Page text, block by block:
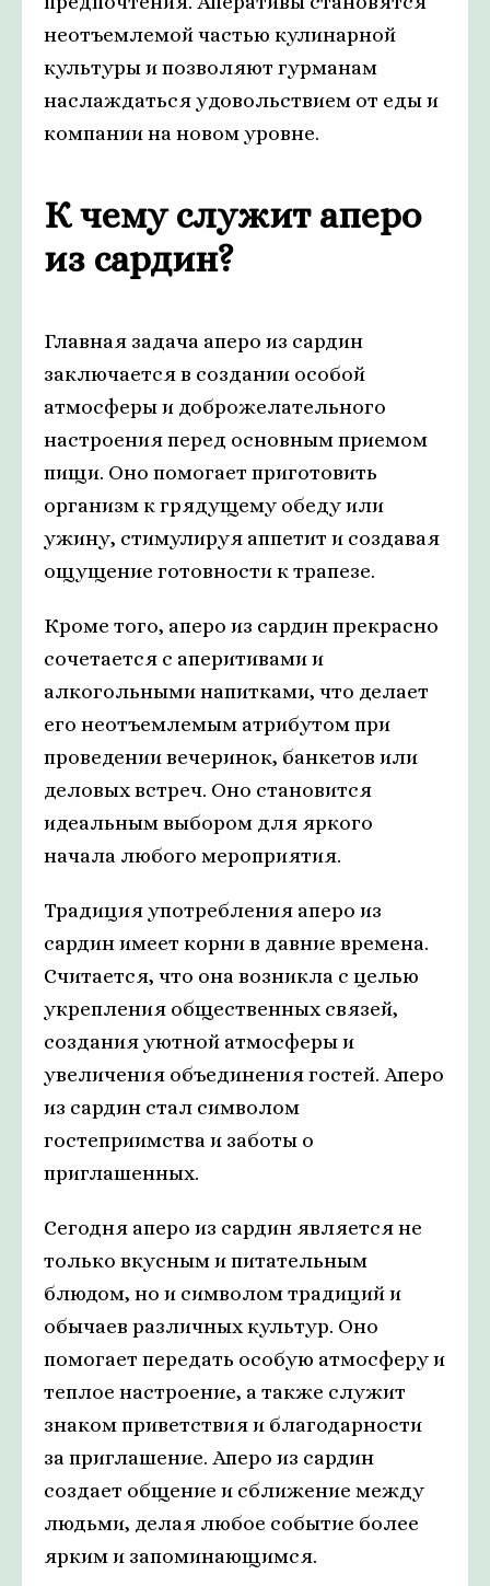
неотъемлемой частью кулинарной
культуры и позволяют гурманам
наслаждаться удовольствием от еды и
компании на новом уровне.
К чему служит аперо
из сардин?
Главная задача аперо из сардин
заключается в создании особой
атмосферы и доброжелательного
настроения перед основным приемом
пищи. Оно помогает приготовить
организм к грядущему обеду или
ужину, стимулируя аппетит и создавая
ощущение готовности к трапезе.
Кроме того, аперо из сардин прекрасно
сочетается с аперитивами и
алкогольными напитками, что делает
его неотъемлемым атрибутом при
проведении вечеринок, банкетов или
деловых встреч. Оно становится
идеальным выбором для яркого
начала любого мероприятия.
Традиция употребления аперо из
сардин имеет корни в давние времена.
Считается, что она возникла с целью
укрепления общественных связей,
создания уютной атмосферы и
увеличения объединения гостей. Аперо
из сардин стал символом
гостеприимства и заботы о
приглашенных.
Сегодня аперо из сардин является не
только вкусным и питательным
блюдом, но и символом традиций и
обычаев различных культур. Оно
помогает передать особую атмосферу и
теплое настроение, а также служит
знаком приветствия и благодарности
за приглашение. Аперо из сардин
создает общение и сближение между
людьми, делая любое событие более
ярким и запоминающимся.